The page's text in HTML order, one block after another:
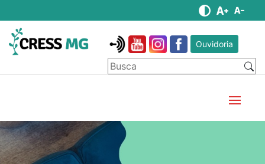
Ouvidoria